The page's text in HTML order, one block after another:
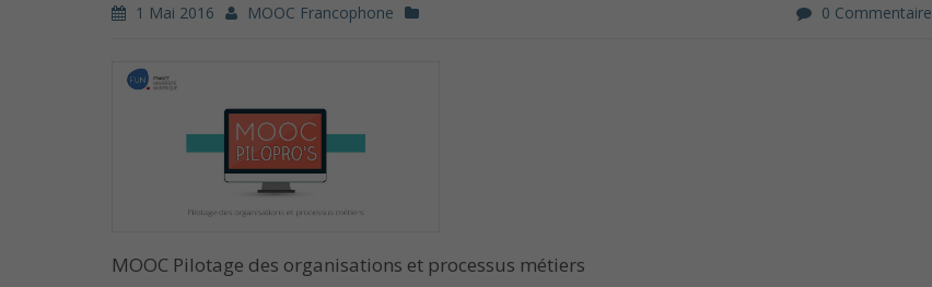
1 Mai 2016 MOOC Francophone 0 Commentaire
MOOC Pilotage des organisations et processus métiers